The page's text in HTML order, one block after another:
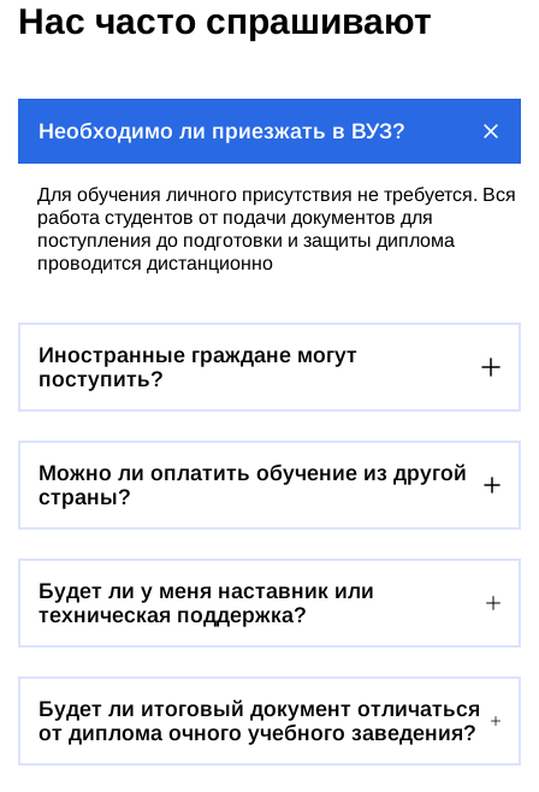
Нас часто спрашивают
Необходимо ли приезжать в ВУЗ?
Для обучения личного присутствия не требуется. Вся
работа студентов от подачи документов для
поступления до подготовки и защиты диплома
проводится дистанционно
Иностранные граждане могут
поступить?
Можно ли оплатить обучение из другой
страны?
Будет ли у меня наставник или
техническая поддержка?
Будет ли итоговый документ отличаться
от диплома очного учебного заведения?